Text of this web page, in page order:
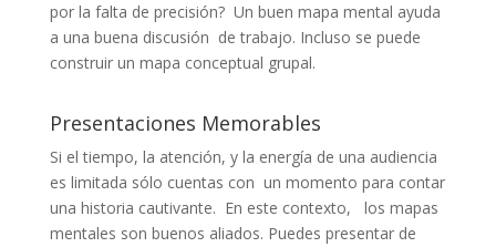
por la falta de precisión? Un buen mapa mental ayuda
a una buena discusión de trabajo. Incluso se puede
construir un mapa conceptual grupal.
Presentaciones Memorables
Si el tiempo, la atención, y la energía de una audiencia
es limitada sólo cuentas con un momento para contar
una historia cautivante. En este contexto, los mapas
mentales son buenos aliados. Puedes presentar de